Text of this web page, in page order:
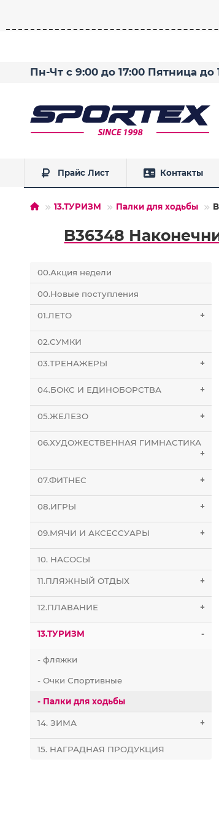
Пн-Чт с 9:00 до 17:00 Пятница до
Прайс Лист Контакты
13.ТУРИЗМ Палки для ходьбы
B36348
00.Акция недели
00.Новые поступления
01.ЛЕТО +
02.СУМКИ
03.ТРЕНАЖЕРЫ +
04.БОКС И ЕДИНОБОРСТВА +
05.ЖЕЛЕЗО +
06.ХУДОЖЕСТВЕННАЯ ГИМНАСТИКА
+
07.ФИТНЕС +
08.ИГРЫ +
09.МЯЧИ И АКСЕССУАРЫ +
10. НАСОСЫ
11.ПЛЯЖНЫЙ ОТДЫХ +
12.ПЛАВАНИЕ +
13.ТУРИЗМ -
- фляжки
- Очки Спортивные
- Палки для ходьбы
14. ЗИМА +
15. НАГРАДНАЯ ПРОДУКЦИЯ